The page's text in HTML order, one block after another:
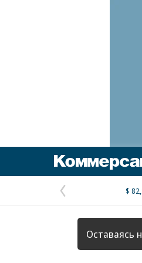
Предыдущая
страница
$
Оставаясь